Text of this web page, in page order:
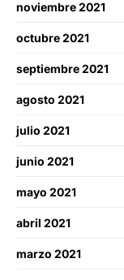
noviembre 2021
octubre 2021
septiembre 2021
agosto 2021
julio 2021
junio 2021
mayo 2021
abril 2021
marzo 2021